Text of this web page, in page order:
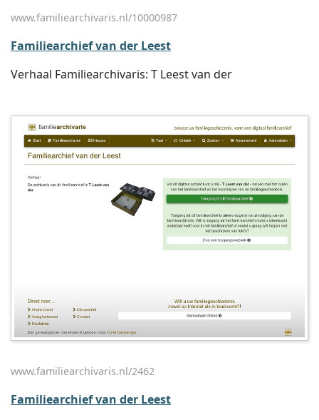
www.familiearchivaris.nl/10000987
Familiearchief van der Leest
Verhaal Familiearchivaris: T Leest van der
www.familiearchivaris.nl/2462
Familiearchief van der Leest